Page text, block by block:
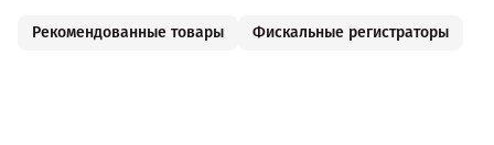
Рекомендованные товары Фискальные регистраторы